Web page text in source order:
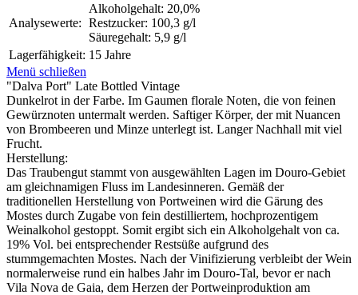
Analysewerte:
Alkoholgehalt: 20,0%
Restzucker: 100,3 g/l
Säuregehalt: 5,9 g/l
Lagerfähigkeit: 15 Jahre
Menü schließen
"Dalva Port" Late Bottled Vintage
Dunkelrot in der Farbe. Im Gaumen florale Noten, die von feinen
Gewürznoten untermalt werden. Saftiger Körper, der mit Nuancen
von Brombeeren und Minze unterlegt ist. Langer Nachhall mit viel
Frucht.
Herstellung:
Das Traubengut stammt von ausgewählten Lagen im Douro-Gebiet
am gleichnamigen Fluss im Landesinneren. Gemäß der
traditionellen Herstellung von Portweinen wird die Gärung des
Mostes durch Zugabe von fein destilliertem, hochprozentigem
Weinalkohol gestoppt. Somit ergibt sich ein Alkoholgehalt von ca.
19% Vol. bei entsprechender Restsüße aufgrund des
stummgemachten Mostes. Nach der Vinifizierung verbleibt der Wein
normalerweise rund ein halbes Jahr im Douro-Tal, bevor er nach
Vila Nova de Gaia, dem Herzen der Portweinproduktion am